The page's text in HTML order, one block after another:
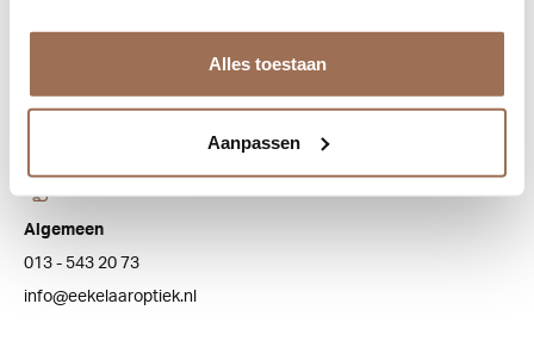
Alles toestaan
Aanpassen
Bezoek onze winkel
Algemeen
013 - 543 20 73
info@eekelaaroptiek.nl